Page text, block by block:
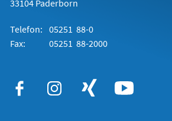
33104 Paderborn
Telefon: 05251 88-0
Fax:
05251 88-2000